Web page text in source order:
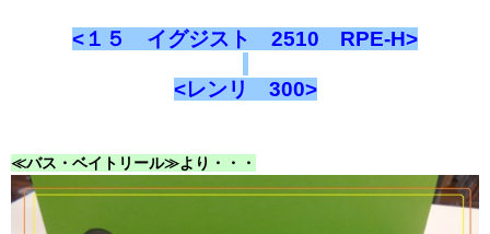
<１５ イグジスト 2510 RPE-H>
<レンリ 300>
≪バス・ベイトリール≫より・・・